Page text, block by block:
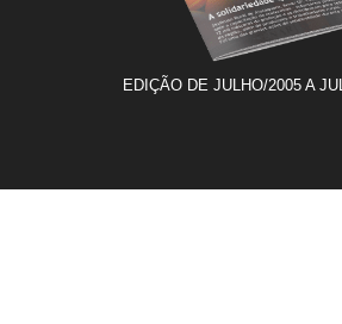
EDIÇÃO DE JULHO/2005 A